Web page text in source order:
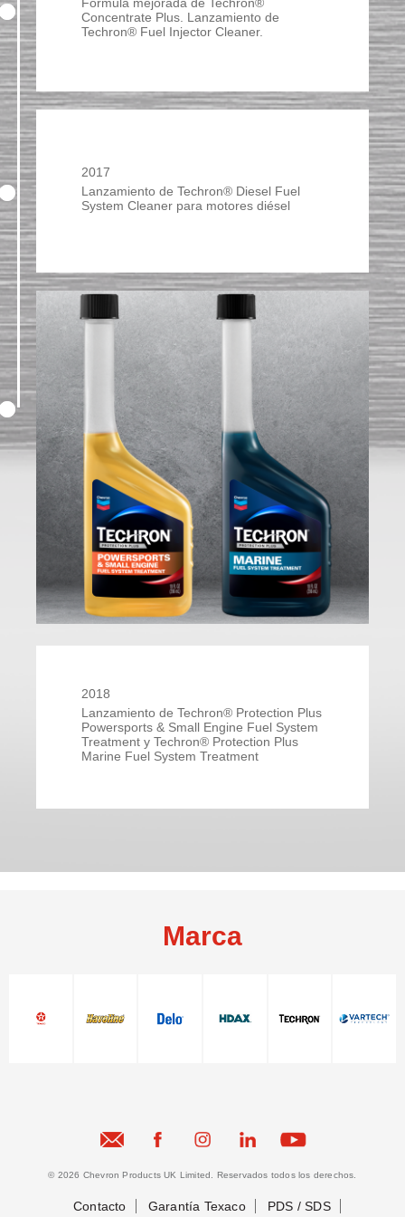
Concentrate Plus. Lanzamiento de
Techron® Fuel Injector Cleaner.
2017
Lanzamiento de Techron® Diesel Fuel
System Cleaner para motores diésel
2018
Lanzamiento de Techron® Protection Plus
Powersports & Small Engine Fuel System
Treatment y Techron® Protection Plus
Marine Fuel System Treatment
Marca
© 2026 Chevron Products UK Limited. Reservados todos los derechos.
Contacto Garantía Texaco PDS / SDS